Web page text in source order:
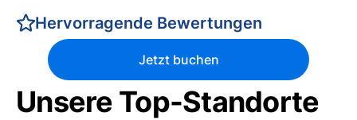
Hervorragende Bewertungen
Jetzt buchen
Unsere Top-Standorte